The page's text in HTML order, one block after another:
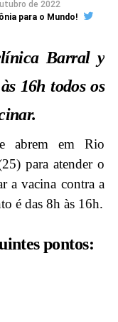
de 2022
para o Mundo!
Barral y
16h todos os
abrem em Rio
para atender o
a vacina contra a
é das 8h às 16h.
pontos: